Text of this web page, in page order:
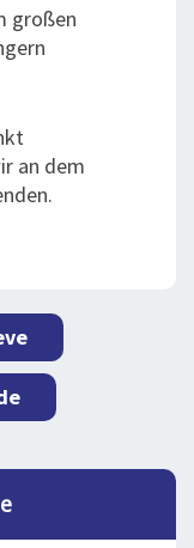
großen
an dem